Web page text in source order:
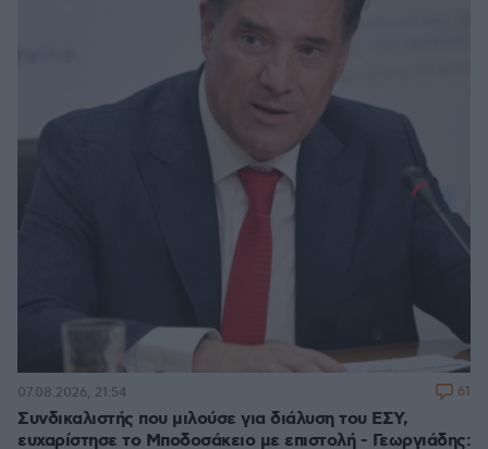
Συνδικαλιστής που μιλούσε για διάλυση του ΕΣΥ,
ευχαρίστησε το Μποδοσάκειο με επιστολή - Γεωργιάδης:
07.08.2026, 21:54 61